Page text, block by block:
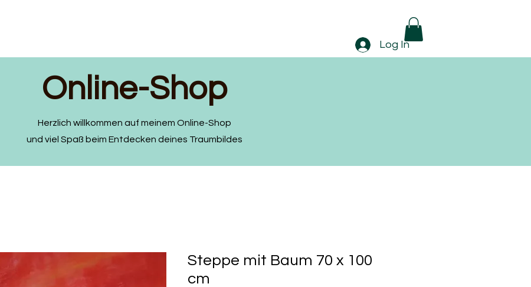
Log In
Online-Shop
Herzlich willkommen auf meinem Online-Shop
und viel Spaß beim Entdecken deines Traumbildes
Steppe mit Baum 70 x 100
cm